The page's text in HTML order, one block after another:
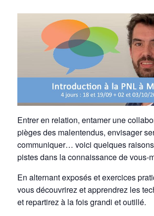
Entrer en relation, entamer une
pièges des malentendus, envisager
communiquer… voici quelques
pistes dans la connaissance de vous-
En alternant exposés et exercices
vous découvrirez et apprendrez les
et repartirez à la fois grandi et outillé.